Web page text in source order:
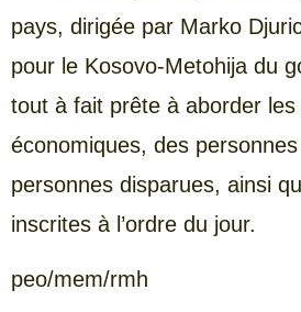
pays, dirigée par Marko
pour le Kosovo-Metohija du
tout à fait prête à aborder les
économiques, des
personnes disparues, ainsi
inscrites à l’ordre du jour.
peo/mem/rmh